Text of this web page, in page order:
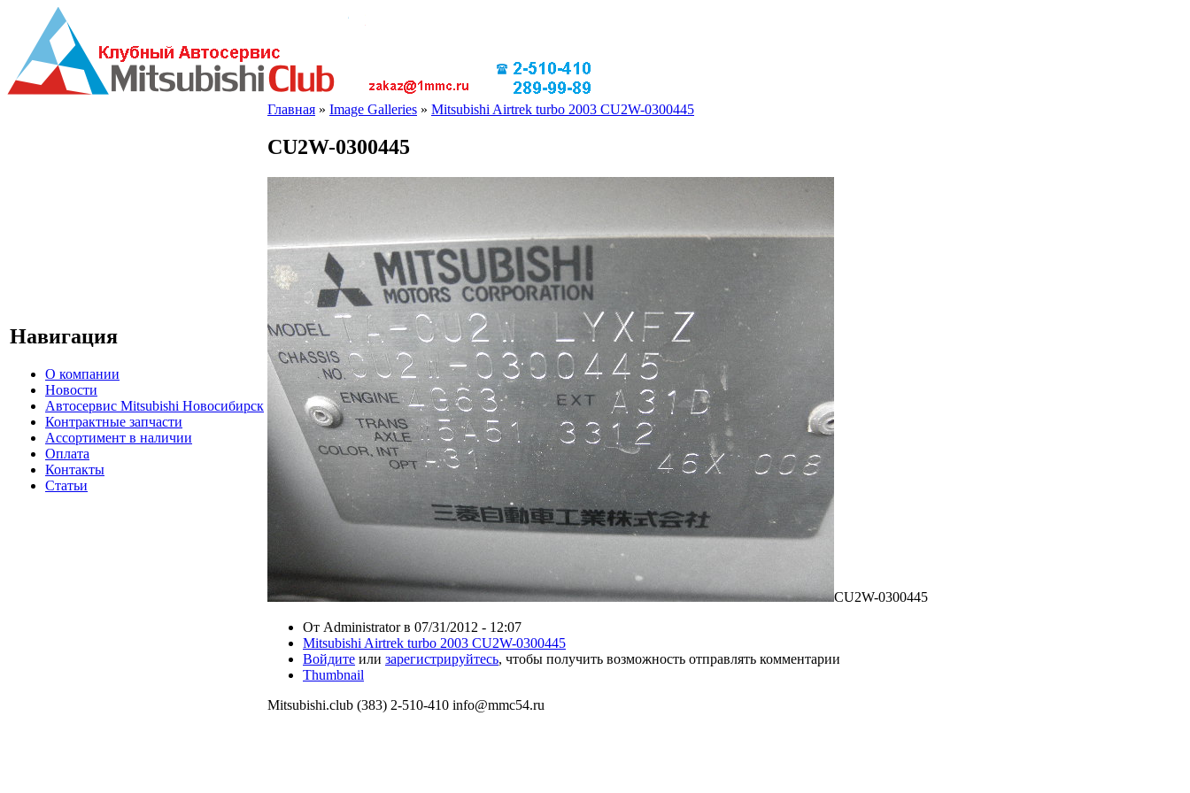
Навигация
О компании
Новости
Автосервис Mitsubishi Новосибирск
Контрактные запчасти
Ассортимент в наличии
Оплата
Контакты
Статьи
Главная » Image Galleries » Mitsubishi Airtrek turbo 2003 CU2W-0300445
CU2W-0300445
CU2W-0300445
От Administrator в 07/31/2012 - 12:07
Mitsubishi Airtrek turbo 2003 CU2W-0300445
Войдите или зарегистрируйтесь, чтобы получить возможность отправлять комментарии
Thumbnail
Mitsubishi.club (383) 2-510-410 info@mmc54.ru